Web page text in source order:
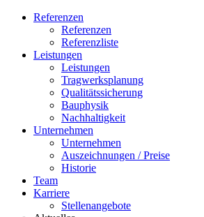
Referenzen
Referenzen
Referenzliste
Leistungen
Leistungen
Tragwerksplanung
Qualitätssicherung
Bauphysik
Nachhaltigkeit
Unternehmen
Unternehmen
Auszeichnungen / Preise
Historie
Team
Karriere
Stellenangebote